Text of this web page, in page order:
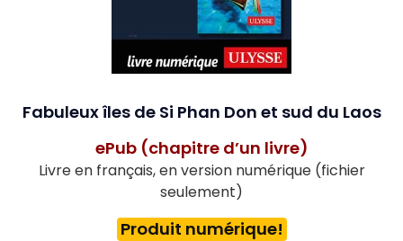
Fabuleux îles de Si Phan Don et sud du Laos
ePub (chapitre d’un livre)
Livre en français, en version numérique (fichier
seulement)
Produit numérique!